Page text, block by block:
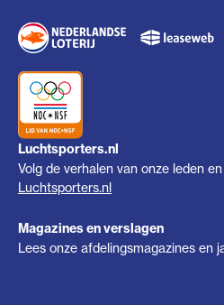
Luchtsporters.nl
Volg de verhalen van onze leden
Luchtsporters.nl
Magazines en verslagen
Lees onze afdelingsmagazines en